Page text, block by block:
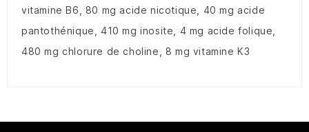
vitamine B6, 80 mg acide nicotique, 40 mg acide
pantothénique, 410 mg inosite, 4 mg acide folique,
480 mg chlorure de choline, 8 mg vitamine K3